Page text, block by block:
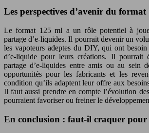
Les perspectives d’avenir du
Le format 125 ml a un rôle potentiel à
partage d’e-liquides. Il pourrait devenir un
les vapoteurs adeptes du DIY, qui ont besoin
d’e-liquide pour leurs créations. Il pourrait
partage d’e-liquides entre amis ou au sein
opportunités pour les fabricants et les
condition qu’ils adaptent leur offre aux
Il faut aussi prendre en compte l’évolution
pourraient favoriser ou freiner le
En conclusion : faut-il craquer pour